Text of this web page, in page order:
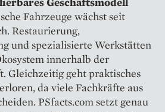
Fahrzeuge wächst seit
Restaurierung,
und spezialisierte Werkstätten
innerhalb der
Gleichzeitig geht praktisches
da viele Fachkräfte aus
PSfacts.com setzt genau